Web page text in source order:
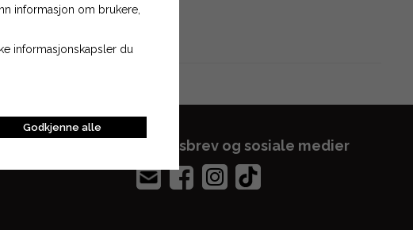
Nyhetsbrev og sosiale medier
informasjon om brukere,
informasjonskapsler du
Godkjenne alle